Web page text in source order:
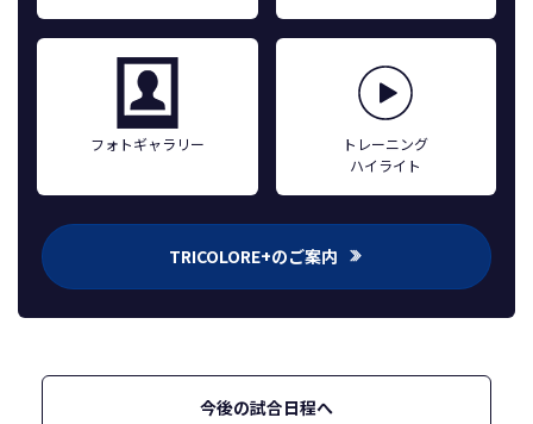
フォトギャラリー
トレーニング
ハイライト
TRICOLORE+のご案内
今後の試合日程へ